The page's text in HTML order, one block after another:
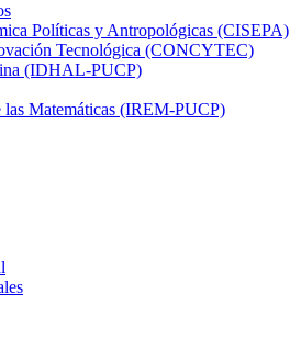
Políticas y Antropológicas (CISEPA)
Tecnológica (CONCYTEC)
(IDHAL-PUCP)
las Matemáticas (IREM-PUCP)